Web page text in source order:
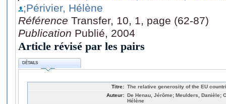
;Périvier, Hélène
Référence Transfer, 10, 1, page (62-87)
Publication Publié, 2004
Article révisé par les pairs
DÉTAILS
Titre: The relative generosity of the EU
Auteur: De Henau, Jérôme; Meulders, Danièle;
Hélène